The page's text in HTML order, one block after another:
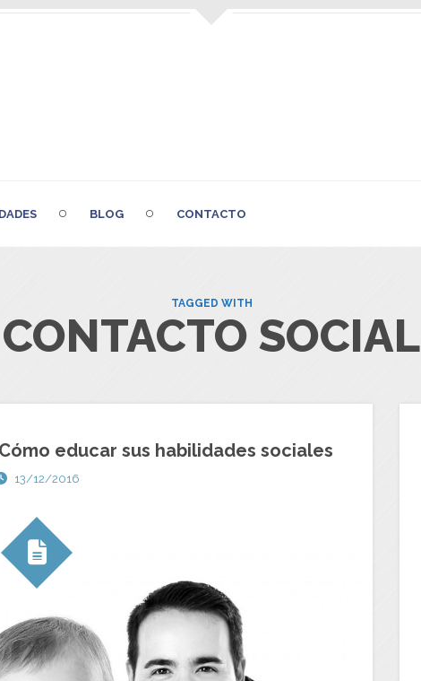
BLOG CONTACTO
TAGGED WITH
CONTACTO SOCIAL
educar sus habilidades sociales
13/12/2016